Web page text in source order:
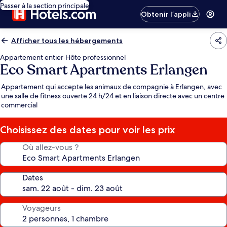
Passer à la section principale
Obtenir l’appli
Afficher tous les hébergements
Appartement entier·Hôte professionnel
Eco Smart Apartments Erlangen
Appartement qui accepte les animaux de compagnie à Erlangen, avec
une salle de fitness ouverte 24 h/24 et en liaison directe avec un centre
commercial
Choisissez des dates pour voir les prix
Où allez-vous ?
Dates
Voyageurs